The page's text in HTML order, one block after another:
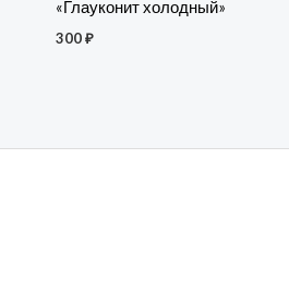
«Глауконит холодный»
300₽